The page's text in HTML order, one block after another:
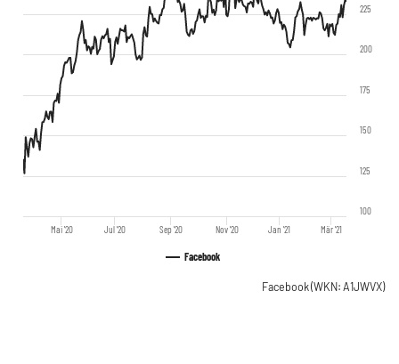
Facebook
Mai '20 Jul '20 Sep '20 Nov '20 Jan '21 Mär '21
100
125
150
175
200
225
Facebook(WKN: A1JWVX)